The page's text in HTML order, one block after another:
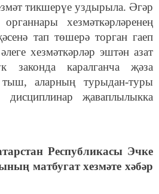
тикшерүе уздырыла. Әгәр
хезмәткәрләренең
тап төшерә торган гаеп
хезмәткәрләр эштән азат
законда каралганча җәза
аларның турыдан-туры
дисциплинар җаваплылыкка
Республикасы Эчке
матбугат хезмәте хәбәр